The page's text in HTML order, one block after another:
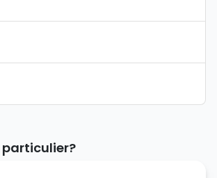
particulier?